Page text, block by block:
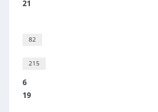
21
82
215
6
19